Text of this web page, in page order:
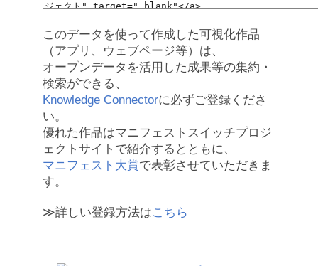
このデータを使って作成した可視化作品
（アプリ、ウェブページ等）は、
オープンデータを活用した成果等の集約・
検索ができる、
Knowledge Connectorに必ずご登録くださ
い。
優れた作品はマニフェストスイッチプロジ
ェクトサイトで紹介するとともに、
マニフェスト大賞で表彰させていただきま
す。
≫詳しい登録方法はこちら